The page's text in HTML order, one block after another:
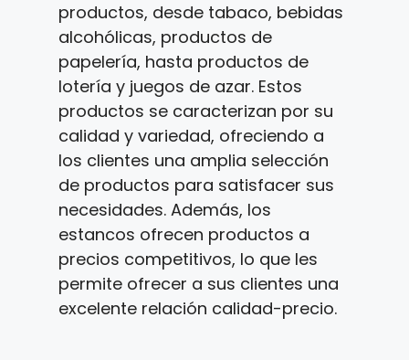
productos, desde tabaco, bebidas
alcohólicas, productos de
papelería, hasta productos de
lotería y juegos de azar. Estos
productos se caracterizan por su
calidad y variedad, ofreciendo a
los clientes una amplia selección
de productos para satisfacer sus
necesidades. Además, los
estancos ofrecen productos a
precios competitivos, lo que les
permite ofrecer a sus clientes una
excelente relación calidad-precio.